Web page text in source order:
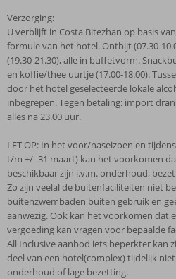
Verzorging:
U verblijft in Costa Bitezhan op basis
formule van het hotel. Ontbijt (07.30-
(19.30-21.30), alle in buffetvorm.
en koffie/thee uurtje (17.00-18.00).
door het hotel geselecteerde lokale
inbegrepen. Tegen betaling: import
alles na 23.00 uur.
LET OP: In het voor/naseizoen en
t/m +/- 31 maart) kan het voorkomen
beschikbaar zijn i.v.m. onderhoud,
Zo zijn veelal de buitenfaciliteiten niet
buitenzwembaden buiten gebruik en
aanwezig. Ook kan het voorkomen dat
vergoeding kan vragen voor bepaalde
All Inclusive aanbod iets beperkter kan
deel van een hotel(complex) tijdelijk
onderhoud of lage bezetting.